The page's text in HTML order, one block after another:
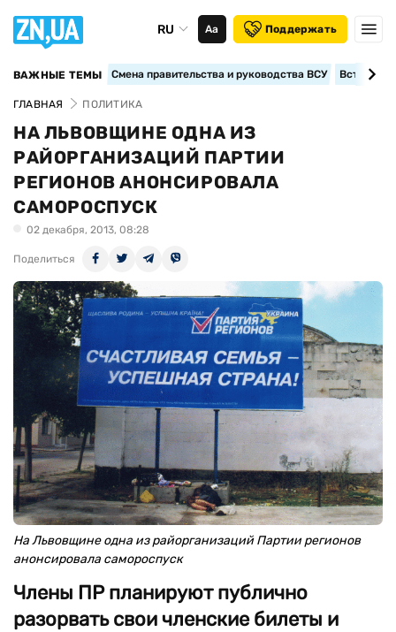
RU Аа Поддержать
ВАЖНЫЕ ТЕМЫ Смена правительства и руководства ВСУ
ГЛАВНАЯ ПОЛИТИКА
НА ЛЬВОВЩИНЕ ОДНА ИЗ
РАЙОРГАНИЗАЦИЙ ПАРТИИ
РЕГИОНОВ АНОНСИРОВАЛА
САМОРОСПУСК
02 декабря, 2013, 08:28
Поделиться
На Львовщине одна из райорганизаций Партии регионов
анонсировала самороспуск
Члены ПР планируют публично
разорвать свои членские билеты и